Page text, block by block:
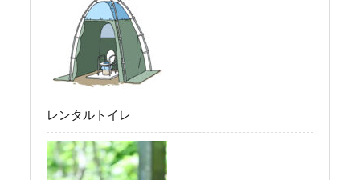
レンタルトイレ